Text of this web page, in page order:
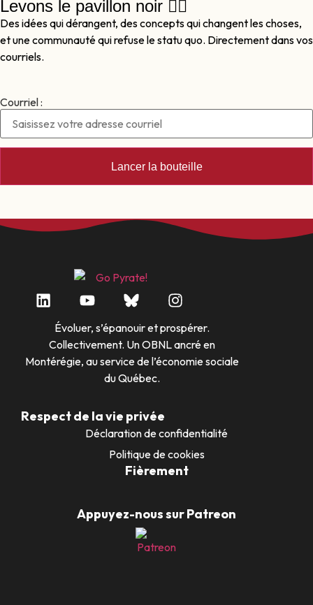
Levons le pavillon noir 🏴‍☠️
Des idées qui dérangent, des concepts qui changent les choses,
et une communauté qui refuse le statu quo. Directement dans vos
courriels.
Courriel :
Évoluer, s’épanouir et prospérer.
Collectivement. Un OBNL ancré en
Montérégie, au service de l’économie sociale
du Québec.
Respect de la vie privée
Déclaration de confidentialité
Politique de cookies
Fièrement
Appuyez-nous sur Patreon